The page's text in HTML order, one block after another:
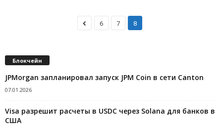
6 7 8
Блокчейн
JPMorgan запланировал запуск JPM Coin в сети Canton
07.01.2026
Visa разрешит расчеты в USDC через Solana для банков в
США